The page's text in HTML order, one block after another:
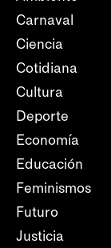
Carnaval
Ciencia
Cotidiana
Cultura
Deporte
Economía
Educación
Feminismos
Futuro
Justicia